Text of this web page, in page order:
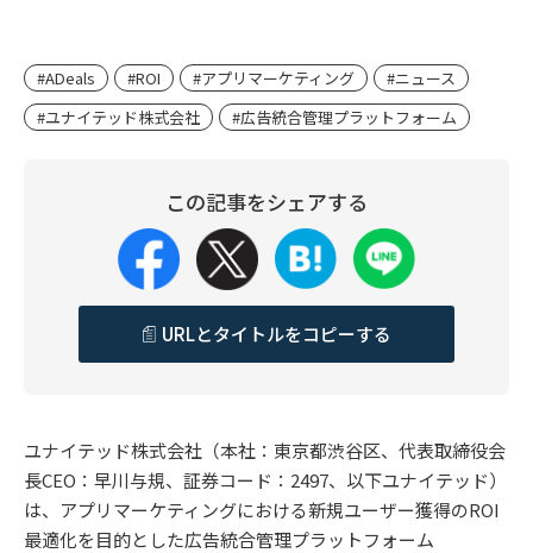
#ADeals #ROI #アプリマーケティング
#ニュース
#ユナイテッド株式会社
#広告統合管理プラットフォーム
この記事をシェアする
URLとタイトルをコピーする
ユナイテッド株式会社（本社：東京都渋谷区、代表取締役会
長CEO：早川与規、証券コード：2497、以下ユナイテッド）
は、アプリマーケティングにおける新規ユーザー獲得のROI
最適化を目的とした広告統合管理プラットフォーム